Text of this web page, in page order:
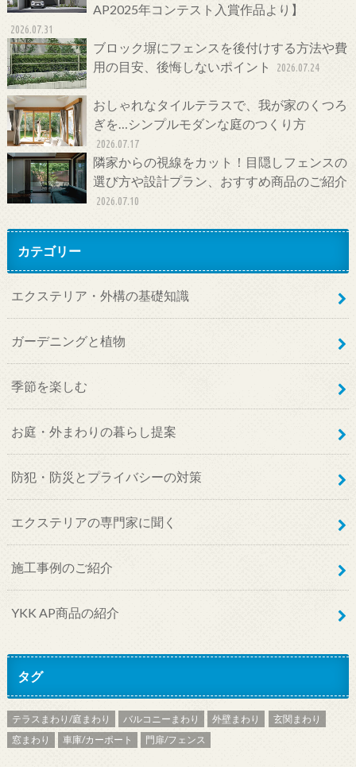
AP2025年コンテスト入賞作品より】
2026.07.31
ブロック塀にフェンスを後付けする方法や費
用の目安、後悔しないポイント
2026.07.24
おしゃれなタイルテラスで、我が家のくつろ
ぎを…シンプルモダンな庭のつくり方
2026.07.17
隣家からの視線をカット！目隠しフェンスの
選び方や設計プラン、おすすめ商品のご紹介
2026.07.10
カテゴリー
エクステリア・外構の基礎知識
ガーデニングと植物
季節を楽しむ
お庭・外まわりの暮らし提案
防犯・防災とプライバシーの対策
エクステリアの専門家に聞く
施工事例のご紹介
YKK AP商品の紹介
タグ
テラスまわり/庭まわり バルコニーまわり 外壁まわり
玄関まわり
窓まわり
車庫/カーポート 門扉/フェンス